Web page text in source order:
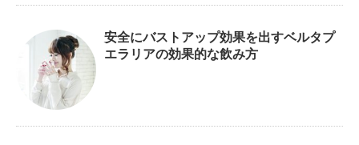
安全にバストアップ効果を出すベルタプ
エラリアの効果的な飲み方